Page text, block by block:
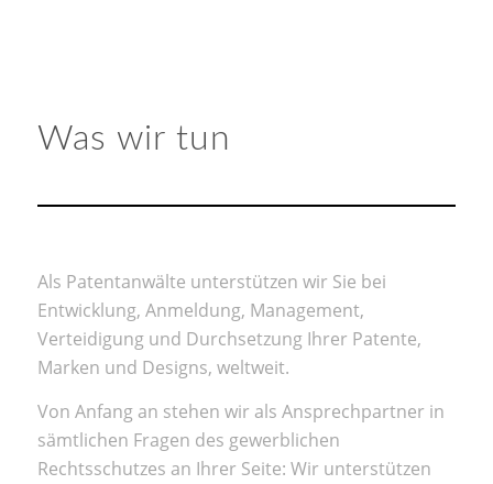
Was wir tun
Als Patentanwälte unterstützen wir Sie bei
Entwicklung, Anmeldung, Management,
Verteidigung und Durchsetzung Ihrer Patente,
Marken und Designs, weltweit.
Von Anfang an stehen wir als Ansprechpartner in
sämtlichen Fragen des gewerblichen
Rechtsschutzes an Ihrer Seite: Wir unterstützen